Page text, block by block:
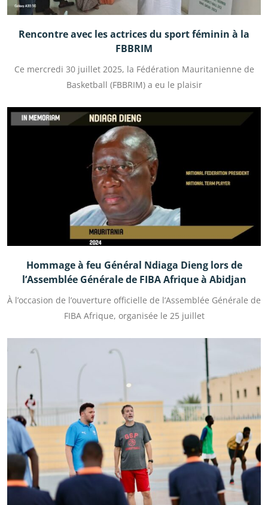
Rencontre avec les actrices du sport féminin à la
FBBRIM
Ce mercredi 30 juillet 2025, la Fédération Mauritanienne de
Basketball (FBBRIM) a eu le plaisir
Hommage à feu Général Ndiaga Dieng lors de
l’Assemblée Générale de FIBA Afrique à Abidjan
À l’occasion de l’ouverture officielle de l’Assemblée Générale de
FIBA Afrique, organisée le 25 juillet